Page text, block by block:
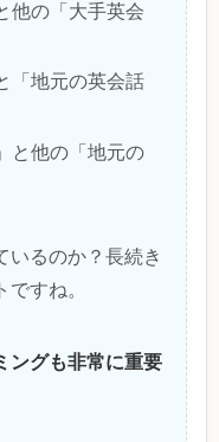
他の「大手英会
「地元の英会話
と他の「地元の
いるのか？長続き
すね。
ングも非常に重要